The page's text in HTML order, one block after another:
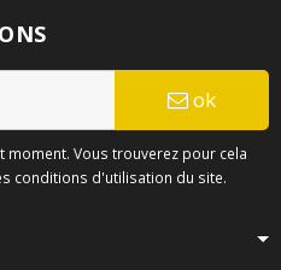
ok
Vous trouverez pour cela
conditions d'utilisation du site.